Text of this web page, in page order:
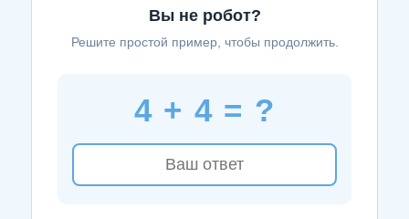
Вы не робот?
Решите простой пример, чтобы продолжить.
4 + 4 = ?